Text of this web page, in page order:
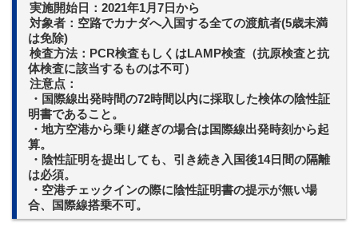
実施開始日：2021年1月7日から
対象者：空路でカナダへ入国する全ての渡航者(5歳未満
は免除)
検査方法：PCR検査もしくはLAMP検査（抗原検査と抗
体検査に該当するものは不可）
注意点：
・国際線出発時間の72時間以内に採取した検体の陰性証
明書であること。
・地方空港から乗り継ぎの場合は国際線出発時刻から起
算。
・陰性証明を提出しても、引き続き入国後14日間の隔離
は必須。
・空港チェックインの際に陰性証明書の提示が無い場
合、国際線搭乗不可。